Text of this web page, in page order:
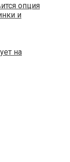
опция
и
на